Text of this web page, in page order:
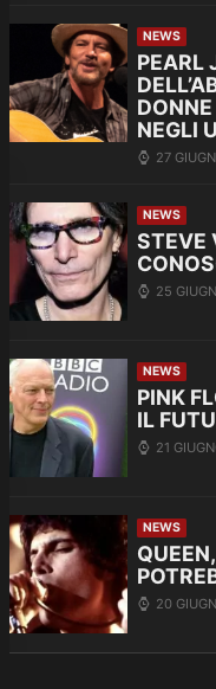
NEWS
PEARL
NEGLI
27
NEWS
STEVE
25
NEWS
PINK
IL
21
NEWS
20